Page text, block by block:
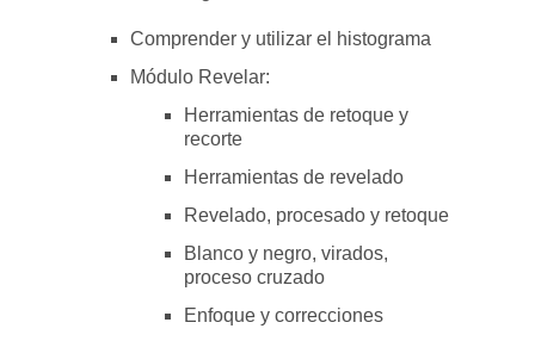
Comprender y utilizar el histograma
Módulo Revelar:
Herramientas de retoque y
recorte
Herramientas de revelado
Revelado, procesado y retoque
Blanco y negro, virados,
proceso cruzado
Enfoque y correcciones